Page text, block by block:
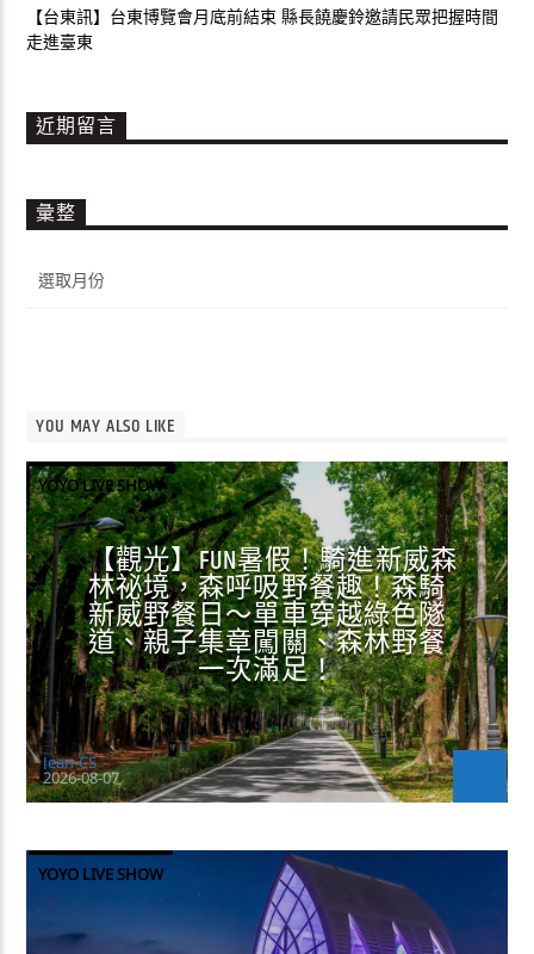
【台東訊】台東博覽會月底前結束 縣長饒慶鈴邀請民眾把握時間
走進臺東
近期留言
彙整
整
YOU MAY ALSO LIKE
YOYO LIVE SHOW
【觀光】FUN暑假！騎進新威森
林祕境，森呼吸野餐趣！森騎
新威野餐日～單車穿越綠色隧
道、親子集章闖關、森林野餐
一次滿足！
Jean-CS
2026-08-07
YOYO LIVE SHOW